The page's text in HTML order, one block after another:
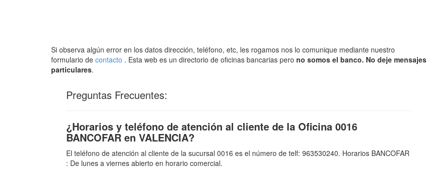
Si observa algún error en los datos dirección, teléfono, etc, les rogamos nos lo comunique mediante nuestro
formulario de contacto . Esta web es un directorio de oficinas bancarias pero no somos el banco. No deje mensajes
particulares.
Preguntas Frecuentes:
¿Horarios y teléfono de atención al cliente de la Oficina 0016
BANCOFAR en VALENCIA?
El teléfono de atención al cliente de la sucursal 0016 es el número de telf: 963530240. Horarios BANCOFAR
: De lunes a viernes abierto en horario comercial.